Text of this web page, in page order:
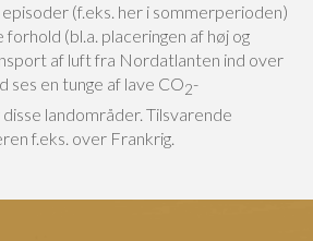
(f.eks. her i sommerperioden)
(bl.a. placeringen af høj og
af luft fra Nordatlanten ind over
ses en tunge af lave CO2-
landområder. Tilsvarende
f.eks. over Frankrig.